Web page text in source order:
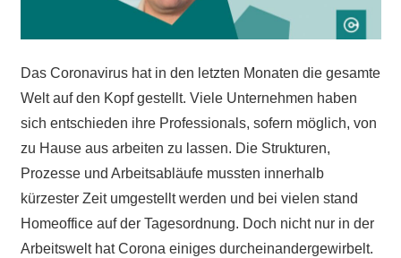
Das Coronavirus hat in den letzten Monaten die gesamte
Welt auf den Kopf gestellt. Viele Unternehmen haben
sich entschieden ihre Professionals, sofern möglich, von
zu Hause aus arbeiten zu lassen. Die Strukturen,
Prozesse und Arbeitsabläufe mussten innerhalb
kürzester Zeit umgestellt werden und bei vielen stand
Homeoffice auf der Tagesordnung. Doch nicht nur in der
Arbeitswelt hat Corona einiges durcheinandergewirbelt.